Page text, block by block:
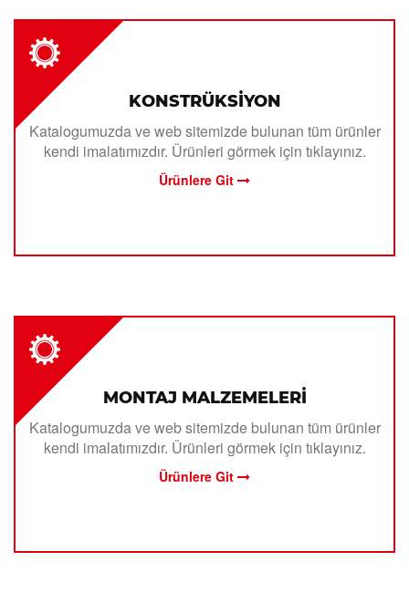
KONSTRÜKSİYON
Katalogumuzda ve web sitemizde bulunan tüm ürünler
kendi imalatımızdır. Ürünleri görmek için tıklayınız.
Ürünlere Git
MONTAJ MALZEMELERİ
Katalogumuzda ve web sitemizde bulunan tüm ürünler
kendi imalatımızdır. Ürünleri görmek için tıklayınız.
Ürünlere Git